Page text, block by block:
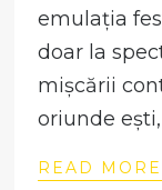
emulația
doar la
mișcării
oriunde
READ MORE